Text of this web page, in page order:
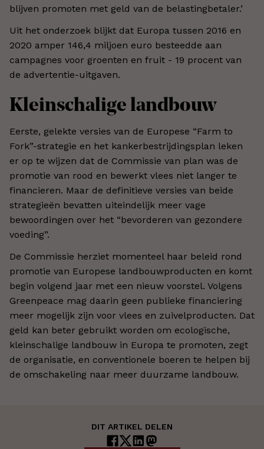
blijven promoten met geld van de belastingbetaler.’
Uit het onderzoek blijkt dat Europa tussen 2016 en
2020 amper 146,4 miljoen euro besteedde aan
campagnes voor groenten en fruit - 19 procent van
de advertentie-uitgaven.
Kleinschalige landbouw
Eerste, gelekte versies van de Europese “Farm to
Fork”-strategie en het kankerbestrijdingsplan leken
er op te wijzen dat de Commissie van plan was de
promotie van rood en bewerkt vlees niet langer te
financieren. Maar de definitieve versies van beide
strategieën bevatten uiteindelijk meer vage
bewoordingen over het “bevorderen van gezondere
voeding”.
De Commissie herziet momenteel haar beleid rond
promotie van Europese landbouwproducten en komt
begin volgend jaar met een nieuw voorstel. Volgens
Greenpeace mag daarin geen publieke financiering
meer mogelijk zijn voor vlees en zuivelproducten. Dat
geld kan beter gebruikt worden om ecologische,
kleinschalige landbouw in Europa te promoten, zegt
de organisatie, en conventionele boeren te helpen bij
de omschakeling naar meer duurzame landbouw.
DIT ARTIKEL DELEN